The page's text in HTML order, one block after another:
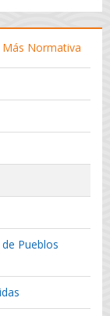
Más Normativa
Pueblos